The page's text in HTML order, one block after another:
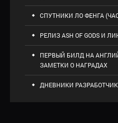
СПУТНИКИ ЛО ФЕНГА
РЕЛИЗ ASH OF GODS И
ПЕРВЫЙ БИЛД НА
ЗАМЕТКИ О НАГРАДАХ
ДНЕВНИКИ